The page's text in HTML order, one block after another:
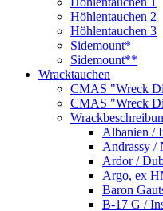
Höhlentauchen 2
Höhlentauchen 3
Sidemount*
Sidemount**
Wracktauchen
CMAS "Wreck
CMAS "Wreck
Albanien /
Andrassy /
Ardor /
Argo, ex
Baron
B-17 G /